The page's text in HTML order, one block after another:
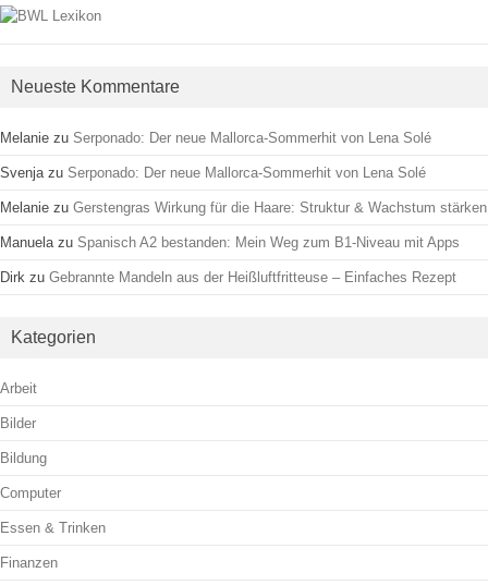
Neueste Kommentare
Melanie zu Serponado: Der neue Mallorca-Sommerhit von Lena Solé
Svenjazu Serponado: Der neue Mallorca-Sommerhit von Lena Solé
Melanie zu Gerstengras Wirkung für die Haare: Struktur & Wachstum stärken
Manuelazu Spanisch A2 bestanden: Mein Weg zum B1-Niveau mit Apps
Dirk zu Gebrannte Mandeln aus der Heißluftfritteuse – Einfaches Rezept
Kategorien
Arbeit
Bilder
Bildung
Computer
Essen & Trinken
Finanzen